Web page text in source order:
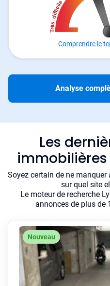
Comprendre le
Analyse
Les
immobilières
Soyez certain de ne
sur quel site
Le moteur de recherche
annonces de plus de
Nouveau